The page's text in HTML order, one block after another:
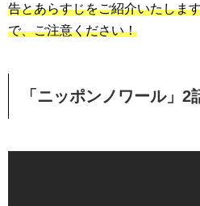
告とあらすじをご紹介いたしま
で、ご注意ください！
「ニッポンノワール」